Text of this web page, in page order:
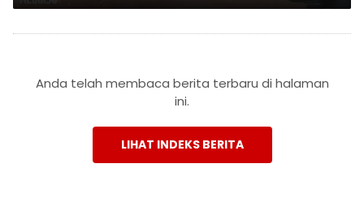
Anda telah membaca berita terbaru di halaman
ini.
LIHAT INDEKS BERITA